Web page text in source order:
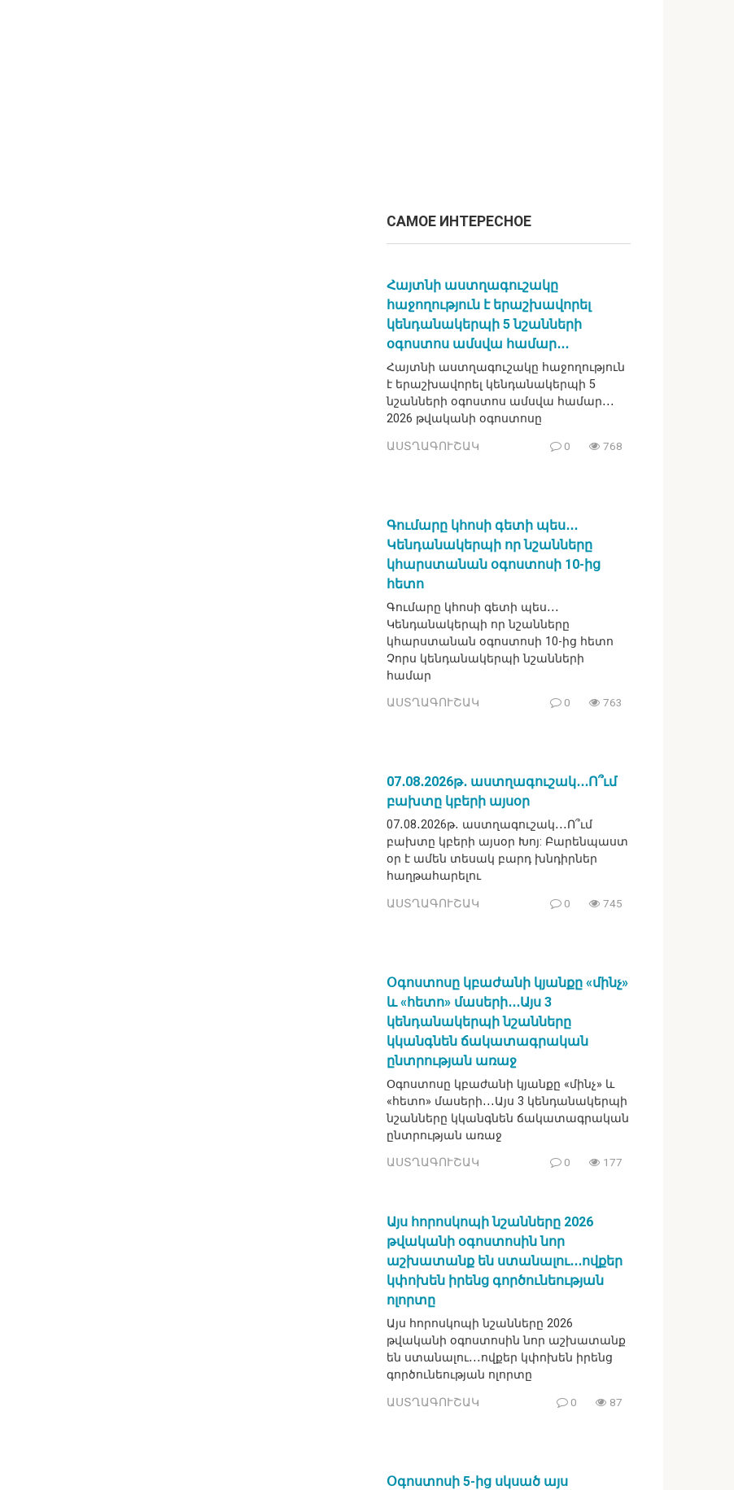
САМОЕ ИНТЕРЕСНОЕ
Հայտնի աստղագուշակը
հաջողություն է երաշխավորել
կենդանակերպի 5 նշանների
օգոստոս ամսվա համար․․․
Հայտնի աստղագուշակը հաջողություն
է երաշխավորել կենդանակերպի 5
նշանների օգոստոս ամսվա համար․․․
2026 թվականի օգոստոսը
ԱՍՏՂԱԳՈՒՇԱԿ 0 768
Գումարը կհոսի գետի պես․․․
Կենդանակերպի որ նշանները
կհարստանան օգոստոսի 10-ից
հետո
Գումարը կհոսի գետի պես․․․
Կենդանակերպի որ նշանները
կհարստանան օգոստոսի 10-ից հետո
Չորս կենդանակերպի նշանների
համար
ԱՍՏՂԱԳՈՒՇԱԿ 0 763
07․08․2026թ․ աստղագուշակ․․․Ո՞ւմ
բախտը կբերի այսօր
07․08․2026թ․ աստղագուշակ․․․Ո՞ւմ
բախտը կբերի այսօր Խոյ: Բարենպաստ
օր է ամեն տեսակ բարդ խնդիրներ
հաղթահարելու
ԱՍՏՂԱԳՈՒՇԱԿ 0 745
Օգոստոսը կբաժանի կյանքը «մինչ»
և «հետո» մասերի․․․Այս 3
կենդանակերպի նշանները
կկանգնեն ճակատագրական
ընտրության առաջ
Օգոստոսը կբաժանի կյանքը «մինչ» և
«հետո» մասերի․․․Այս 3 կենդանակերպի
նշանները կկանգնեն ճակատագրական
ընտրության առաջ
ԱՍՏՂԱԳՈՒՇԱԿ 0 177
Այս հորոսկոպի նշանները 2026
թվականի օգոստոսին նոր
աշխատանք են ստանալու․․․ովքեր
կփոխեն իրենց գործունեության
ոլորտը
Այս հորոսկոպի նշանները 2026
թվականի օգոստոսին նոր աշխատանք
են ստանալու․․․ովքեր կփոխեն իրենց
գործունեության ոլորտը
ԱՍՏՂԱԳՈՒՇԱԿ 0 87
Օգոստոսի 5-ից սկսած այս